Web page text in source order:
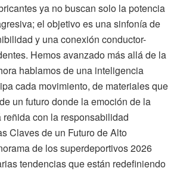
ya no buscan solo la potencia
el objetivo es una sinfonía de
y una conexión conductor-
Hemos avanzado más allá de la
hablamos de una inteligencia
cada movimiento, de materiales que
un futuro donde la emoción de la
con la responsabilidad
Claves de un Futuro de Alto
de los superdeportivos 2026
tendencias que están redefiniendo